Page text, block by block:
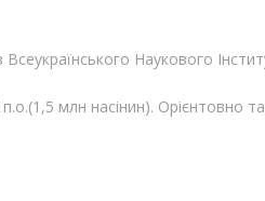
Наукового
млн насінин). Орієнтовно